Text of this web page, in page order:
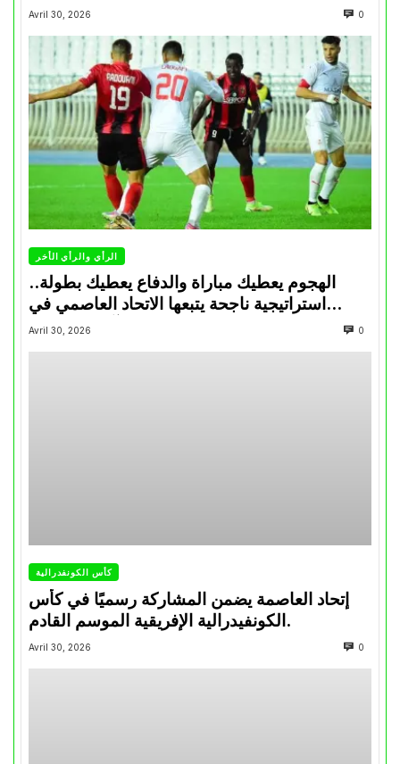
Avril 30, 2026 0
الرأي والرأي الأخر
الهجوم يعطيك مباراة والدفاع يعطيك بطولة..
استراتيجية ناجحة يتبعها الاتحاد العاصمي في
تتويجاته آخر السنوات
Avril 30, 2026 0
كأس الكونفدرالية
إتحاد العاصمة يضمن المشاركة رسميًا في كأس
الكونفيدرالية الإفريقية الموسم القادم.
Avril 30, 2026 0